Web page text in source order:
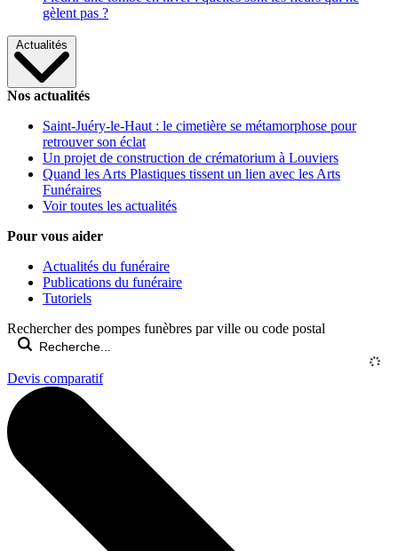
gèlent pas ?
Actualités
Nos actualités
Saint-Juéry-le-Haut : le cimetière se métamorphose pour
retrouver son éclat
Un projet de construction de crématorium à Louviers
Quand les Arts Plastiques tissent un lien avec les Arts
Funéraires
Voir toutes les actualités
Pour vous aider
Actualités du funéraire
Publications du funéraire
Tutoriels
Rechercher des pompes funèbres par ville ou code postal
Devis comparatif